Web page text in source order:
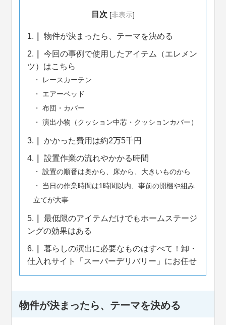
目次 [非表示]
1. 物件が決まったら、テーマを決める
2.
今回の事例で使用したアイテム（エレメン
ツ）はこちら
レースカーテン
エアーベッド
布団・カバー
演出小物（クッション中芯・クッションカバー）
3. かかった費用は約2万5千円
4. 設置作業の流れやかかる時間
設置の順番は奥から、床から、大きいものから
当日の作業時間は1時間以内、事前の開梱や組み
立てが大事
5.
最低限のアイテムだけでもホームステージ
ングの効果はある
6.
暮らしの演出に必要なものはすべて！卸・
仕入れサイト「スーパーデリバリー」にお任せ
物件が決まったら、テーマを決める